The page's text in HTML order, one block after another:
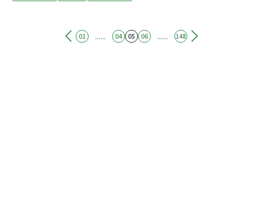
5190萬歐元（約219億5260萬元新台幣）。光鮮亮麗的背
01 ...... 04 05 06 ...... 148